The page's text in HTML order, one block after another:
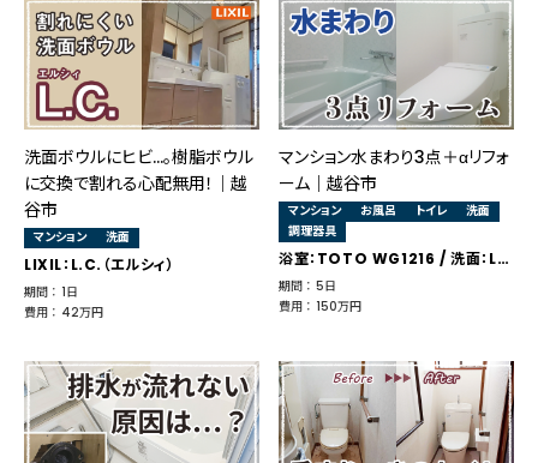
洗面ボウルにヒビ…。樹脂ボウル
に交換で割れる心配無用！｜越
谷市
マンション 洗面
LIXIL：L.C.（エルシィ）
期間 ： 1日
費用 ： 42万円
マンション水まわり3点＋αリフォ
ーム｜越谷市
マンション お風呂 トイレ
洗面
調理器具
浴室：TOTO WG1216 / 洗面：LIXIL オフト / トイレ：TOTO ピュアレストMR
期間 ： 5日
費用 ： 150万円